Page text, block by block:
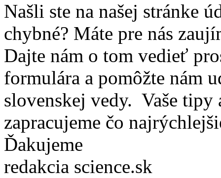
Našli ste na našej stránke
chybné? Máte pre nás
Dajte nám o tom vedieť
formulára a pomôžte nám
slovenskej vedy. Vaše
zapracujeme čo
Ďakujeme
redakcia science.sk